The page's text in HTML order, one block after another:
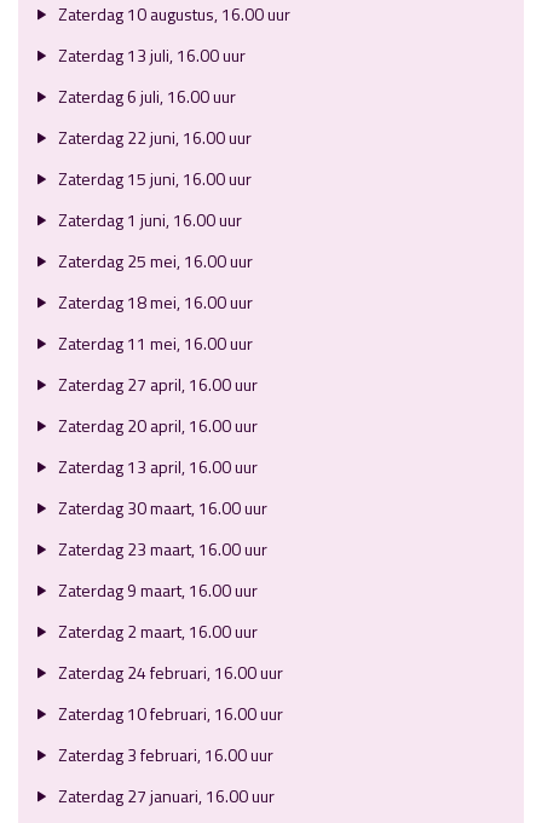
Zaterdag 10 augustus, 16.00 uur
Zaterdag 13 juli, 16.00 uur
Zaterdag 6 juli, 16.00 uur
Zaterdag 22 juni, 16.00 uur
Zaterdag 15 juni, 16.00 uur
Zaterdag 1 juni, 16.00 uur
Zaterdag 25 mei, 16.00 uur
Zaterdag 18 mei, 16.00 uur
Zaterdag 11 mei, 16.00 uur
Zaterdag 27 april, 16.00 uur
Zaterdag 20 april, 16.00 uur
Zaterdag 13 april, 16.00 uur
Zaterdag 30 maart, 16.00 uur
Zaterdag 23 maart, 16.00 uur
Zaterdag 9 maart, 16.00 uur
Zaterdag 2 maart, 16.00 uur
Zaterdag 24 februari, 16.00 uur
Zaterdag 10 februari, 16.00 uur
Zaterdag 3 februari, 16.00 uur
Zaterdag 27 januari, 16.00 uur